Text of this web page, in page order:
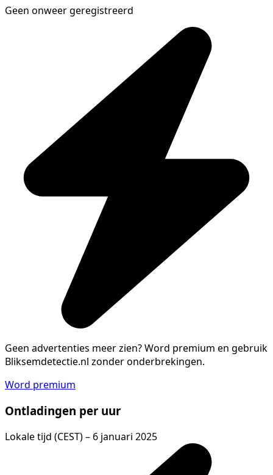
Geen onweer geregistreerd
Geen advertenties meer zien?Word premium en gebruik
Bliksemdetectie.nl zonder onderbrekingen.
Word premium
Ontladingen per uur
Lokale tijd (CEST) – 6 januari 2025